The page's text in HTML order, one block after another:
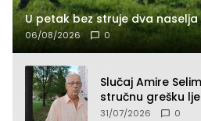
U petak bez struje dva
06/08/2026 0
Slučaj Amire
stručnu grešku
presudan dokaz
31/07/2026 0